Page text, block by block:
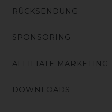
RÜCKSENDUNG
SPONSORING
AFFILIATE MARKETING
DOWNLOADS